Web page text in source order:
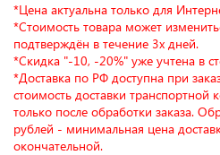
*Цена актуальна только для
*Стоимость товара может
подтверждён в течение 3х дней.
*Скидка "-10, -20%" уже учтена в
*Доставка по РФ доступна при
стоимость доставки транспортной
только после обработки заказа.
рублей - минимальная цена
окончательной.